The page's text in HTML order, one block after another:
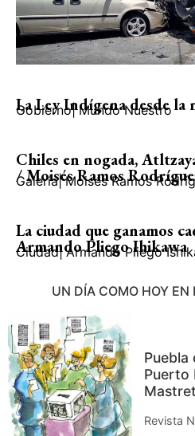
La Ley Indígena desde la
Gobierno| Mundo Nuestro
Chiles en nogada,
/ Moisés Ramos
Galería| Moisés Ramos
La ciudad que ganamos
Armando Pliego Ihikawa
Ciudad| Armando Pliego
UN DÍA COMO HOY EN
Puebla
Puerto
Revista